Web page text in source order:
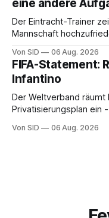
eine andere
Der Eintracht-Trainer
Mannschaft
Von SID 06 Aug. 2026
FIFA-Statement:
Infantino
Der Weltverband räumt
Privatisierungsplan ein
Von SID 06 Aug. 2026